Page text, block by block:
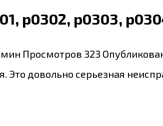
p0302, p0303,
мин Просмотров 323
довольно серьезная